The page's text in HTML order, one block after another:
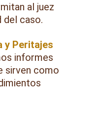
al juez
del caso.
y Peritajes
informes
sirven como